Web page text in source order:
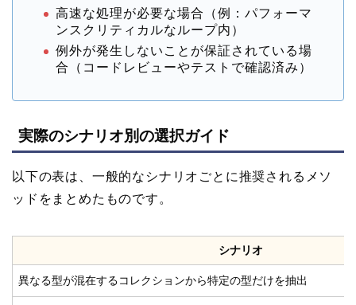
高速な処理が必要な場合（例：パフォーマ
ンスクリティカルなループ内）
例外が発生しないことが保証されている場
合（コードレビューやテストで確認済み）
実際のシナリオ別の選択ガイド
以下の表は、一般的なシナリオごとに推奨されるメソ
ッドをまとめたものです。
シナリオ
異なる型が混在するコレクションから特定の型だけを抽出